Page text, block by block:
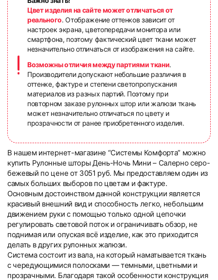
Цвет изделия на сайте может отличаться от
реального. Отображение оттенков зависит от
настроек экрана, цветопередачи монитора или
смартфона, поэтому фактический цвет ткани может
незначительно отличаться от изображения на сайте.
Возможны отличия между партиями ткани.
Производители допускают небольшие различия в
оттенке, фактуре и степени светопропускания
материалов из разных партий. Поэтому при
повторном заказе рулонных штор или жалюзи ткань
может незначительно отличаться по цвету и
прозрачности от ранее приобретенного изделия.
В нашем интернет-магазине “Системы Комфорта” можно
купить Рулонные шторы День-Ночь Мини – Салерно серо-
бежевый по цене от 3051 руб. Мы предоставляем один из
самых больших выборов по цветам и фактуре.
Основным достоинством данной конструкции является
красивый внешний вид и способность легко, небольшим
движением руки с помощью только одной цепочки
регулировать световой поток и ограничивать обзор, не
поднимая или опуская всё изделие, как это приходится
делать в других рулонных жалюзи.
Система состоит из вала, на который наматывается ткань
с чередующимися полосками — темными, цветными и
прозрачными. Благодаря такой особенности конструкция